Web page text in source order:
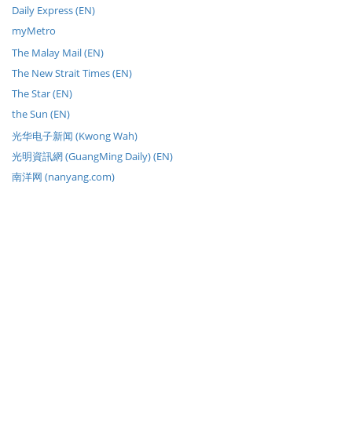
Daily Express (EN)
myMetro
The Malay Mail (EN)
The New Strait Times (EN)
The Star (EN)
the Sun (EN)
光华电子新闻 (Kwong Wah)
光明資訊網 (GuangMing Daily) (EN)
南洋网 (nanyang.com)